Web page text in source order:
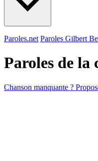
Paroles.net Paroles Gilbert
Paroles de la
Chanson manquante ?